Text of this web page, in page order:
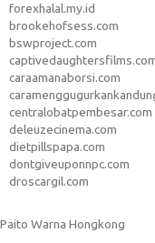
forexhalal.my.id
brookehofsess.com
bswproject.com
caraamanaborsi.com
centralobatpembesar.com
deleuzecinema.com
dietpillspapa.com
dontgiveuponnpc.com
droscargil.com
Paito Warna Hongkong